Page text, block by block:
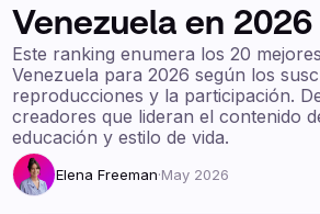
Venezuela en 2026
Este ranking enumera los 20
Venezuela para 2026 según los
reproducciones y la participación.
creadores que lideran el contenido
educación y estilo de vida.
Elena Freeman·May 2026